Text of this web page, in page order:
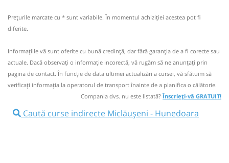
via ROMAN, BACAU , ONESTI , TG. SECUIESC, BRASOV ,
FAGARAS , SIBIU , SEBES , DEVA , HUNEDOARA. Tel info:
+40757.871.608 Program Luni - Vineri 07:00-20:00;
Sambata-Duminica : 08:00-16:00
Semnalați aici (13 comentarii)
⤣
Prețurile marcate cu * sunt variabile. În momentul achiziției acestea pot fi
diferite.
Informaţiile vă sunt oferite cu bună credinţă, dar fără garanţia de a fi corecte sau
actuale. Dacă observați o informaţie incorectă, vă rugăm să ne anunțați prin
pagina de contact. În funcție de data ultimei actualizări a cursei, vă sfătuim să
verificaţi informaţia la operatorul de transport înainte de a planifica o călătorie.
Compania dvs. nu este listată?Înscrieți-vă GRATUIT!
Caută curse indirecte Miclăușeni - Hunedoara